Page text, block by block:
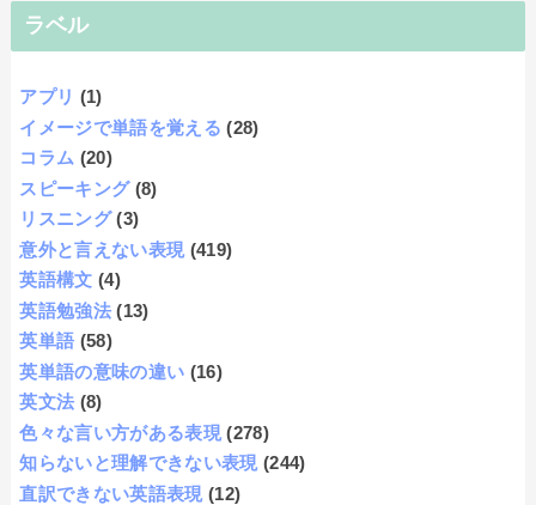
ラベル
アプリ (1)
イメージで単語を覚える (28)
コラム (20)
スピーキング (8)
リスニング (3)
意外と言えない表現 (419)
英語構文 (4)
英語勉強法 (13)
英単語 (58)
英単語の意味の違い (16)
英文法 (8)
色々な言い方がある表現 (278)
知らないと理解できない表現 (244)
直訳できない英語表現 (12)